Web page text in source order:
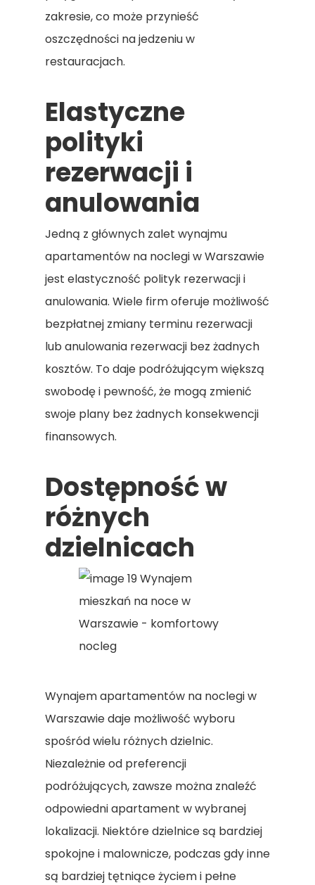
zakresie, co może przynieść
oszczędności na jedzeniu w
restauracjach.
Elastyczne
polityki
rezerwacji i
anulowania
Jedną z głównych zalet wynajmu
apartamentów na noclegi w Warszawie
jest elastyczność polityk rezerwacji i
anulowania. Wiele firm oferuje możliwość
bezpłatnej zmiany terminu rezerwacji
lub anulowania rezerwacji bez żadnych
kosztów. To daje podróżującym większą
swobodę i pewność, że mogą zmienić
swoje plany bez żadnych konsekwencji
finansowych.
Dostępność w
różnych
dzielnicach
Wynajem apartamentów na noclegi w
Warszawie daje możliwość wyboru
spośród wielu różnych dzielnic.
Niezależnie od preferencji
podróżujących, zawsze można znaleźć
odpowiedni apartament w wybranej
lokalizacji. Niektóre dzielnice są bardziej
spokojne i malownicze, podczas gdy inne
są bardziej tętniące życiem i pełne